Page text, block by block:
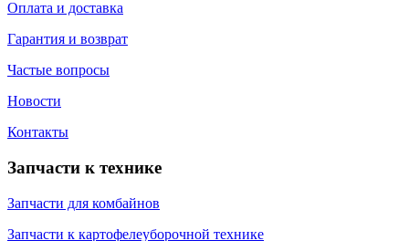
Оплата и доставка
Гарантия и возврат
Частые вопросы
Новости
Контакты
Запчасти к технике
Запчасти для комбайнов
Запчасти к картофелеуборочной технике